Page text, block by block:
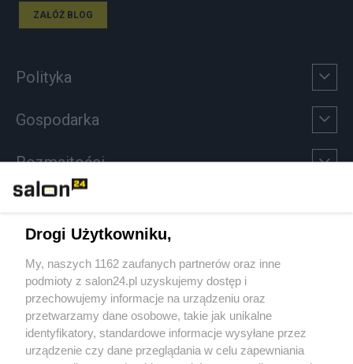
ZAŁÓŻ BLOG
Polityka
Gospodarka
Rozmaitości
Sport
Społeczeństwo
Kultura
Drogi Użytkowniku,
My, naszych 1162 zaufanych partnerów oraz inne
podmioty z salon24.pl uzyskujemy dostęp i
przechowujemy informacje na urządzeniu oraz
przetwarzamy dane osobowe, takie jak unikalne
identyfikatory, standardowe informacje wysyłane przez
urządzenie czy dane przeglądania w celu zapewniania